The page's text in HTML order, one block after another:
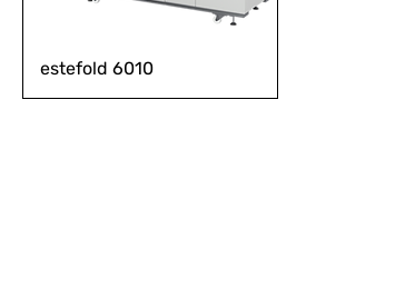
estefold 6010